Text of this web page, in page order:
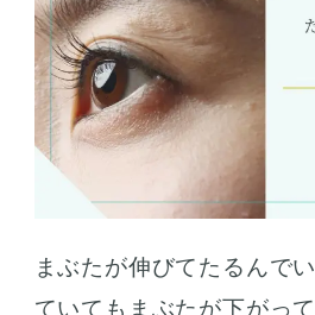
まぶたが伸びてたるんで
ていてもまぶたが下がっ